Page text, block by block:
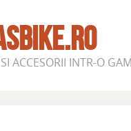
ACCESORII INTR-O